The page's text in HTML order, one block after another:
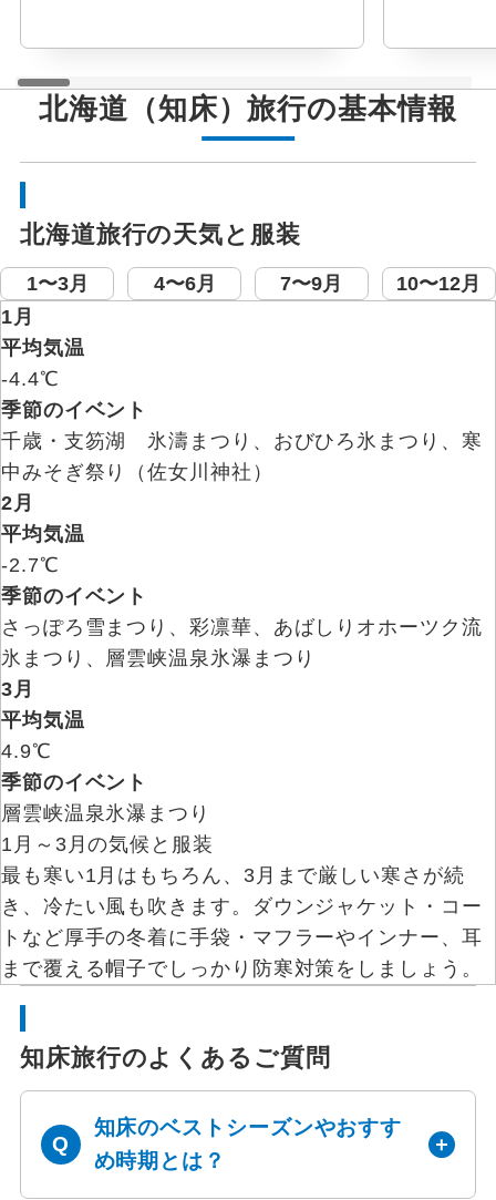
北海道（知床）旅行の基本情報
北海道旅行の天気と服装
1〜3月 4〜6月 7〜9月
10〜12月
1月
平均気温
-4.4℃
季節のイベント
千歳・支笏湖 氷濤まつり、おびひろ氷まつり、寒
中みそぎ祭り（佐女川神社）
2月
平均気温
-2.7℃
季節のイベント
さっぽろ雪まつり、彩凛華、あばしりオホーツク流
氷まつり、層雲峡温泉氷瀑まつり
3月
平均気温
4.9℃
季節のイベント
層雲峡温泉氷瀑まつり
1月～3月の気候と服装
最も寒い1月はもちろん、3月まで厳しい寒さが続
き、冷たい風も吹きます。ダウンジャケット・コー
トなど厚手の冬着に手袋・マフラーやインナー、耳
まで覆える帽子でしっかり防寒対策をしましょう。
知床旅行のよくあるご質問
知床のベストシーズンやおすす
め時期とは？